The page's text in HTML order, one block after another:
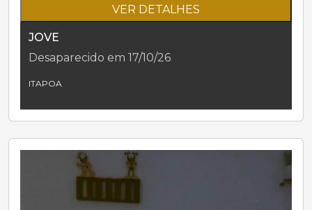
VER DETALHES
JOVE
Desaparecido em 17/10/26
ITAPOA